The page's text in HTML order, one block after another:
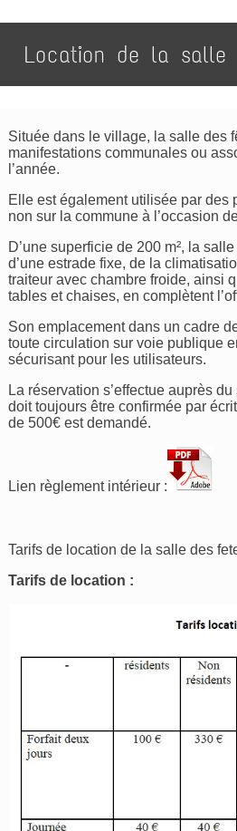
Location de la salle
Située dans le village, la salle des
manifestations communales ou
l’année.
Elle est également utilisée par des
non sur la commune à l’occasion
D’une superficie de 200 m², la
d’une estrade fixe, de la
traiteur avec chambre froide, ainsi
tables et chaises, en complètent
Son emplacement dans un cadre
toute circulation sur voie publique
sécurisant pour les utilisateurs.
La réservation s’effectue auprès
doit toujours être confirmée par
de 500€ est demandé.
Lien règlement intérieur :
Tarifs de location de la salle des
Tarifs de location :